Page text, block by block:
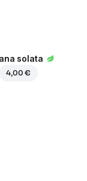
solata
4,00 €